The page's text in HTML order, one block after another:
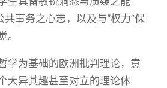
共事务之心志，以及与“权力”保
。
学为基础的欧洲批判理论，意
大异其趣甚至对立的理论体